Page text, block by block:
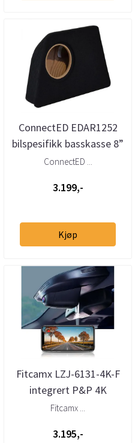
ConnectED EDAR1252
bilspesifikk basskasse 8”
Alfa Romeo Stelvio
ConnectED ...
3.199,-
Kjøp
Fitcamx LZJ-6131-4K-F
integrert P&P 4K
dashcam Alfa Romeo
Fitcamx ...
3.195,-